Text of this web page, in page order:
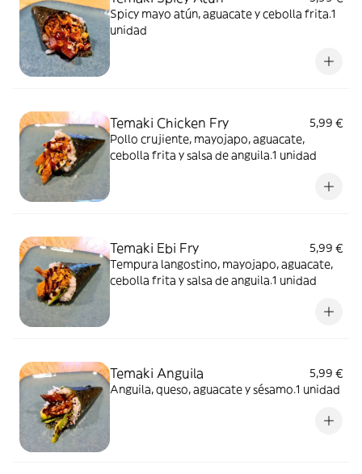
Spicy mayo atún, aguacate y cebolla frita.1
unidad
Temaki Chicken Fry
5,99 €
Pollo crujiente, mayojapo, aguacate,
cebolla frita y salsa de anguila.1 unidad
Temaki Ebi Fry
5,99 €
Tempura langostino, mayojapo, aguacate,
cebolla frita y salsa de anguila.1 unidad
Temaki Anguila
5,99 €
Anguila, queso, aguacate y sésamo.1 unidad